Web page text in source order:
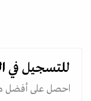
للتسجيل في
احصل على أفضل ما